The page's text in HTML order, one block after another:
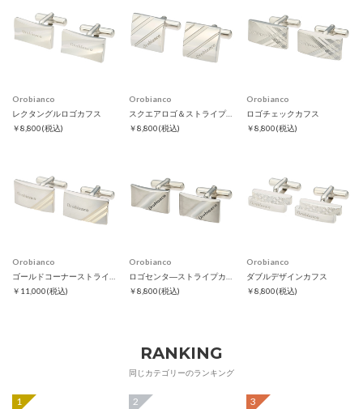
Orobianco
レクタングルロゴカフス
￥8,800(税込)
Orobianco
スクエアロゴ＆ストライプカフス
￥8,800(税込)
Orobianco
ロゴチェックカフス
￥8,800(税込)
Orobianco
￥11,000(税込)
Orobianco
￥8,800(税込)
Orobianco
ダブルデザインカフス
￥8,800(税込)
RANKING
同じカテゴリーのランキング
1 2 3